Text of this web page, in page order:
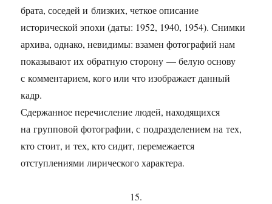
брата, соседей и близких, четкое описание
исторической эпохи (даты: 1952, 1940, 1954). Снимки
архива, однако, невидимы: взамен фотографий нам
показывают их обратную сторону — белую основу
с комментарием, кого или что изображает данный
кадр.
Сдержанное перечисление людей, находящихся
на групповой фотографии, с подразделением на тех,
кто стоит, и тех, кто сидит, перемежается
отступлениями лирического характера.
15.